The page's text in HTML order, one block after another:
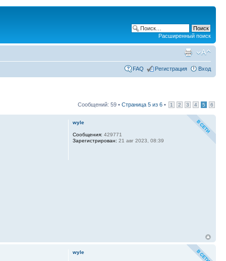
Расширенный поиск
FAQ Регистрация Вход
Сообщений: 59 • Страница 5 из 6 • 1 2 3 4 5 6
wyle
Сообщения: 429771
Зарегистрирован: 21 авг 2023, 08:39
wyle